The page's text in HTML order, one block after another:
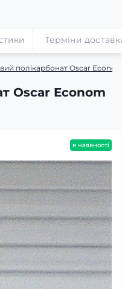
полікарбонат Oscar
Oscar Econom
Терміни
в наявності